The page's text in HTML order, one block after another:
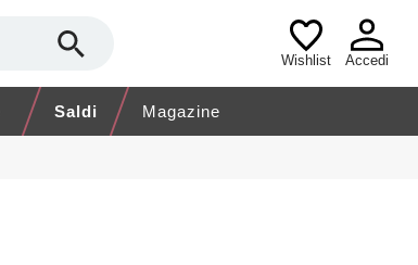
Wishlist Accedi
Saldi Magazine